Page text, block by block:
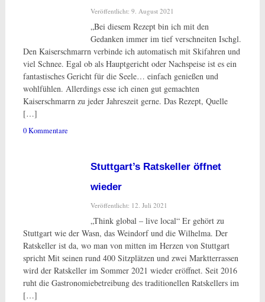
Veröffentlicht: 9. August 2021
„Bei diesem Rezept bin ich mit den
Gedanken immer im tief verschneiten Ischgl.
Den Kaiserschmarrn verbinde ich automatisch mit Skifahren und
viel Schnee. Egal ob als Hauptgericht oder Nachspeise ist es ein
fantastisches Gericht für die Seele… einfach genießen und
wohlfühlen. Allerdings esse ich einen gut gemachten
Kaiserschmarrn zu jeder Jahreszeit gerne. Das Rezept, Quelle
[…]
0 Kommentare
Stuttgart’s Ratskeller öffnet
wieder
Veröffentlicht: 12. Juli 2021
„Think global – live local“ Er gehört zu
Stuttgart wie der Wasn, das Weindorf und die Wilhelma. Der
Ratskeller ist da, wo man von mitten im Herzen von Stuttgart
spricht Mit seinen rund 400 Sitzplätzen und zwei Marktterrassen
wird der Ratskeller im Sommer 2021 wieder eröffnet. Seit 2016
ruht die Gastronomiebetreibung des traditionellen Ratskellers im
[…]